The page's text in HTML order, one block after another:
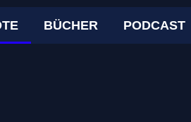
BÜCHER PODCAST